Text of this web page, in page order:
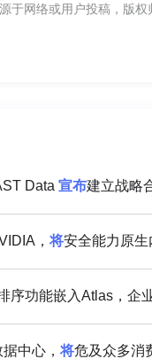
于网络或用户投稿，版
Data 宣布建立战略
，将安全能力原生
序功能嵌入Atlas，企
据中心，将危及众多消